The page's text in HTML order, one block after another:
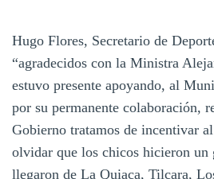
Hugo Flores, Secretario de
“agradecidos con la Ministra
estuvo presente apoyando, al
por su permanente colaboración,
Gobierno tratamos de incentivar
olvidar que los chicos hicieron un
llegaron de La Quiaca, Tilcara,